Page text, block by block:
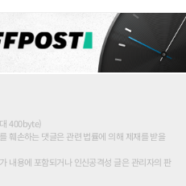
400byte)
훼손하는 댓글은 관련 법률에 의해 제재를 받을
내용에 포함되거나 인신공격성 글은 관리자의 판